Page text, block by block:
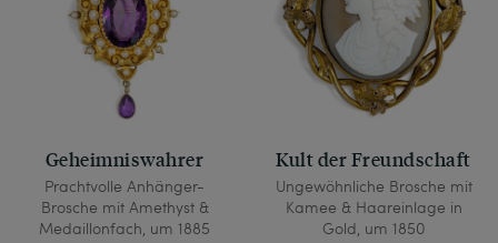
Geheimniswahrer
Prachtvolle Anhänger-
Brosche mit Amethyst &
Medaillonfach, um 1885
Kult der Freundschaft
Ungewöhnliche Brosche mit
Kamee & Haareinlage in
Gold, um 1850